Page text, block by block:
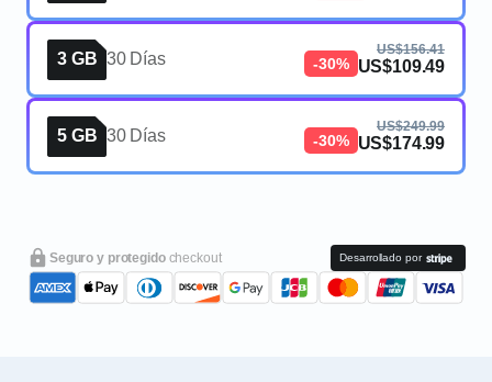
3 GB 30 Días -30%
US$156.41
US$109.49
5 GB 30 Días -30%
US$249.99
US$174.99
Seguro y protegido checkout Desarrollado por